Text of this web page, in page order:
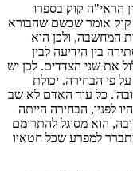
הראי"ה קוק בספרו
(פרק ט"ז, פיסקה א1). הרב קוק אומר שכשם שהבורא
המחשבה, ולכן הוא
בין הידיעה לבין
את שני הצדדים. לכן יש
פי הבחירה. יכולת
כל עוד האדם לא שב
לפניו, הבחירה הייתה
הוא מסוגל להתרומם
למפרע שכל חטאיו